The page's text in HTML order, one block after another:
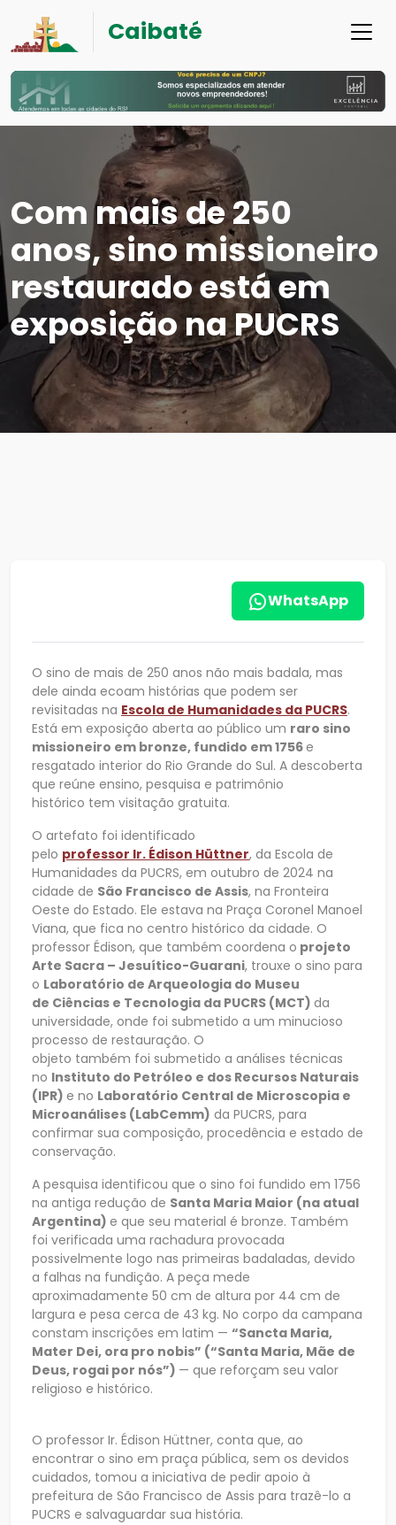
Caibaté
Com mais de 250
anos, sino missioneiro
restaurado está em
exposição na PUCRS
WhatsApp
O sino de mais de 250 anos não mais badala, mas
dele ainda ecoam histórias que podem ser
revisitadas na Escola de Humanidades da PUCRS.
Está em exposição aberta ao público um raro sino
missioneiro em bronze, fundido em 1756e
resgatado interior do Rio Grande do Sul. A descoberta
que reúne ensino, pesquisa e patrimônio
histórico tem visitação gratuita.
O artefato foi identificado
pelo professor Ir. Édison Hüttner, da Escola de
Humanidades da PUCRS, em outubro de 2024 na
cidade de São Francisco de Assis, na Fronteira
Oeste do Estado. Ele estava na Praça Coronel Manoel
Viana, que fica no centro histórico da cidade. O
professor Édison, que também coordena o projeto
Arte Sacra – Jesuítico-Guarani, trouxe o sino para
o Laboratório de Arqueologia do Museu
de Ciências e Tecnologia da PUCRS (MCT) da
universidade, onde foi submetido a um minucioso
processo de restauração. O
objeto também foi submetido a análises técnicas
no Instituto do Petróleo e dos Recursos Naturais
(IPR) e no Laboratório Central de Microscopia e
Microanálises (LabCemm) da PUCRS, para
confirmar sua composição, procedência e estado de
conservação.
A pesquisa identificou que o sino foi fundido em 1756
na antiga redução de Santa Maria Maior (na atual
Argentina) e que seu material é bronze. Também
foi verificada uma rachadura provocada
possivelmente logo nas primeiras badaladas, devido
a falhas na fundição. A peça mede
aproximadamente 50 cm de altura por 44 cm de
largura e pesa cerca de 43 kg. No corpo da campana
constam inscrições em latim — “Sancta Maria,
Mater Dei, ora pro nobis” (“Santa Maria, Mãe de
Deus, rogai por nós”) — que reforçam seu valor
religioso e histórico.
O professor Ir. Édison Hüttner, conta que, ao
encontrar o sino em praça pública, sem os devidos
cuidados, tomou a iniciativa de pedir apoio à
prefeitura de São Francisco de Assis para trazê-lo a
PUCRS e salvaguardar sua história.